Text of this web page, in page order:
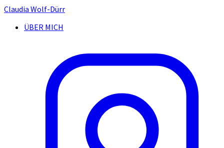
Claudia Wolf-Dürr
ÜBER MICH